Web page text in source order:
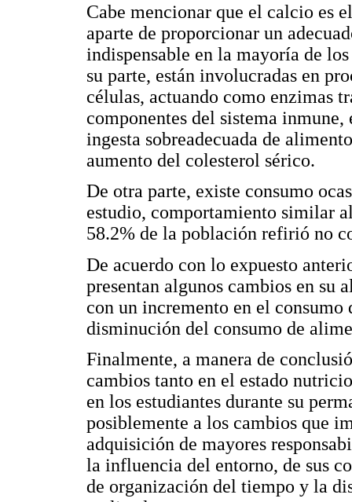
Cabe mencionar que el calcio es
aparte de proporcionar un
indispensable en la mayoría de
su parte, están involucradas en
células, actuando como enzimas
componentes del sistema
ingesta sobreadecuada de
aumento del colesterol sérico.
De otra parte, existe consumo
estudio, comportamiento similar
58.2% de la población refirió no
De acuerdo con lo expuesto
presentan algunos cambios en su
con un incremento en el
disminución del consumo de
Finalmente, a manera de
cambios tanto en el estado
en los estudiantes durante su
posiblemente a los cambios que
adquisición de mayores
la influencia del entorno, de sus
de organización del tiempo y la